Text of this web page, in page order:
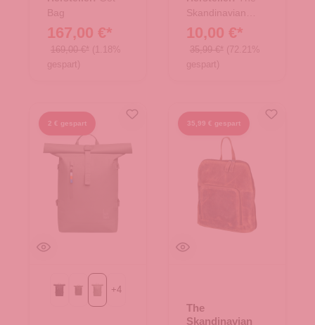
Bag
167,00 €*
169,00 €* (1.18%
gespart)
Skandinavian
Brand
10,00 €*
35,99 €* (72.21%
gespart)
2 € gespart
Blackalgaebass
+4
35,99 € gespart
The
Skandinavian